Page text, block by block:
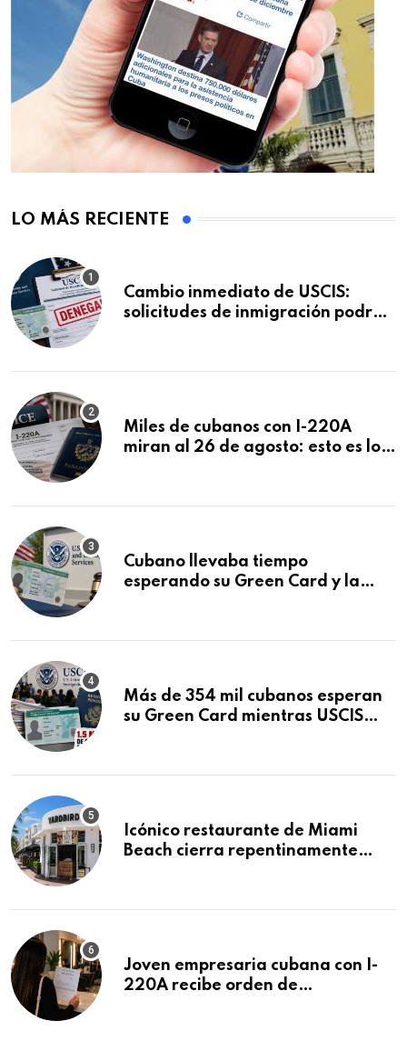
LO MÁS RECIENTE
Cambio inmediato de USCIS:
solicitudes de inmigración podrán
Miles de cubanos con I-220A
miran al 26 de agosto: esto es lo
Cubano llevaba tiempo
esperando su Green Card y la
Más de 354 mil cubanos esperan
su Green Card mientras USCIS
Icónico restaurante de Miami
Beach cierra repentinamente
Joven empresaria cubana con I-
220A recibe orden de